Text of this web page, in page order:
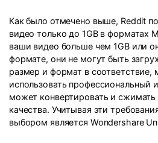
Как было отмечено выше, Reddit
видео только до 1GB в форматах
ваши видео больше чем 1GB или
формате, они не могут быть
размер и формат в
использовать профессиональный
может конвертировать и сжимать
качества. Учитывая эти
выбором является Wondershare